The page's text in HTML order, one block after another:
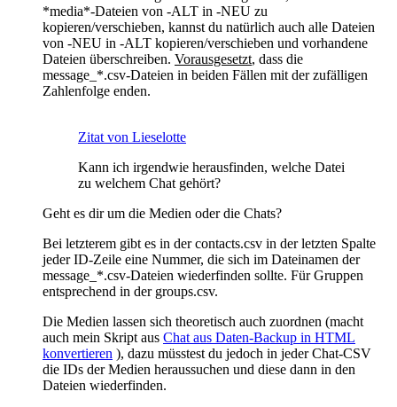
*media*-Dateien von -ALT in -NEU zu
kopieren/verschieben, kannst du natürlich auch alle Dateien
von -NEU in -ALT kopieren/verschieben und vorhandene
Dateien überschreiben. Vorausgesetzt, dass die
message_*.csv-Dateien in beiden Fällen mit der zufälligen
Zahlenfolge enden.
Zitat von Lieselotte
Kann ich irgendwie herausfinden, welche Datei
zu welchem Chat gehört?
Geht es dir um die Medien oder die Chats?
Bei letzterem gibt es in der contacts.csv in der letzten Spalte
jeder ID-Zeile eine Nummer, die sich im Dateinamen der
message_*.csv-Dateien wiederfinden sollte. Für Gruppen
entsprechend in der groups.csv.
Die Medien lassen sich theoretisch auch zuordnen (macht
auch mein Skript aus Chat aus Daten-Backup in HTML
konvertieren ), dazu müsstest du jedoch in jeder Chat-CSV
die IDs der Medien heraussuchen und diese dann in den
Dateien wiederfinden.